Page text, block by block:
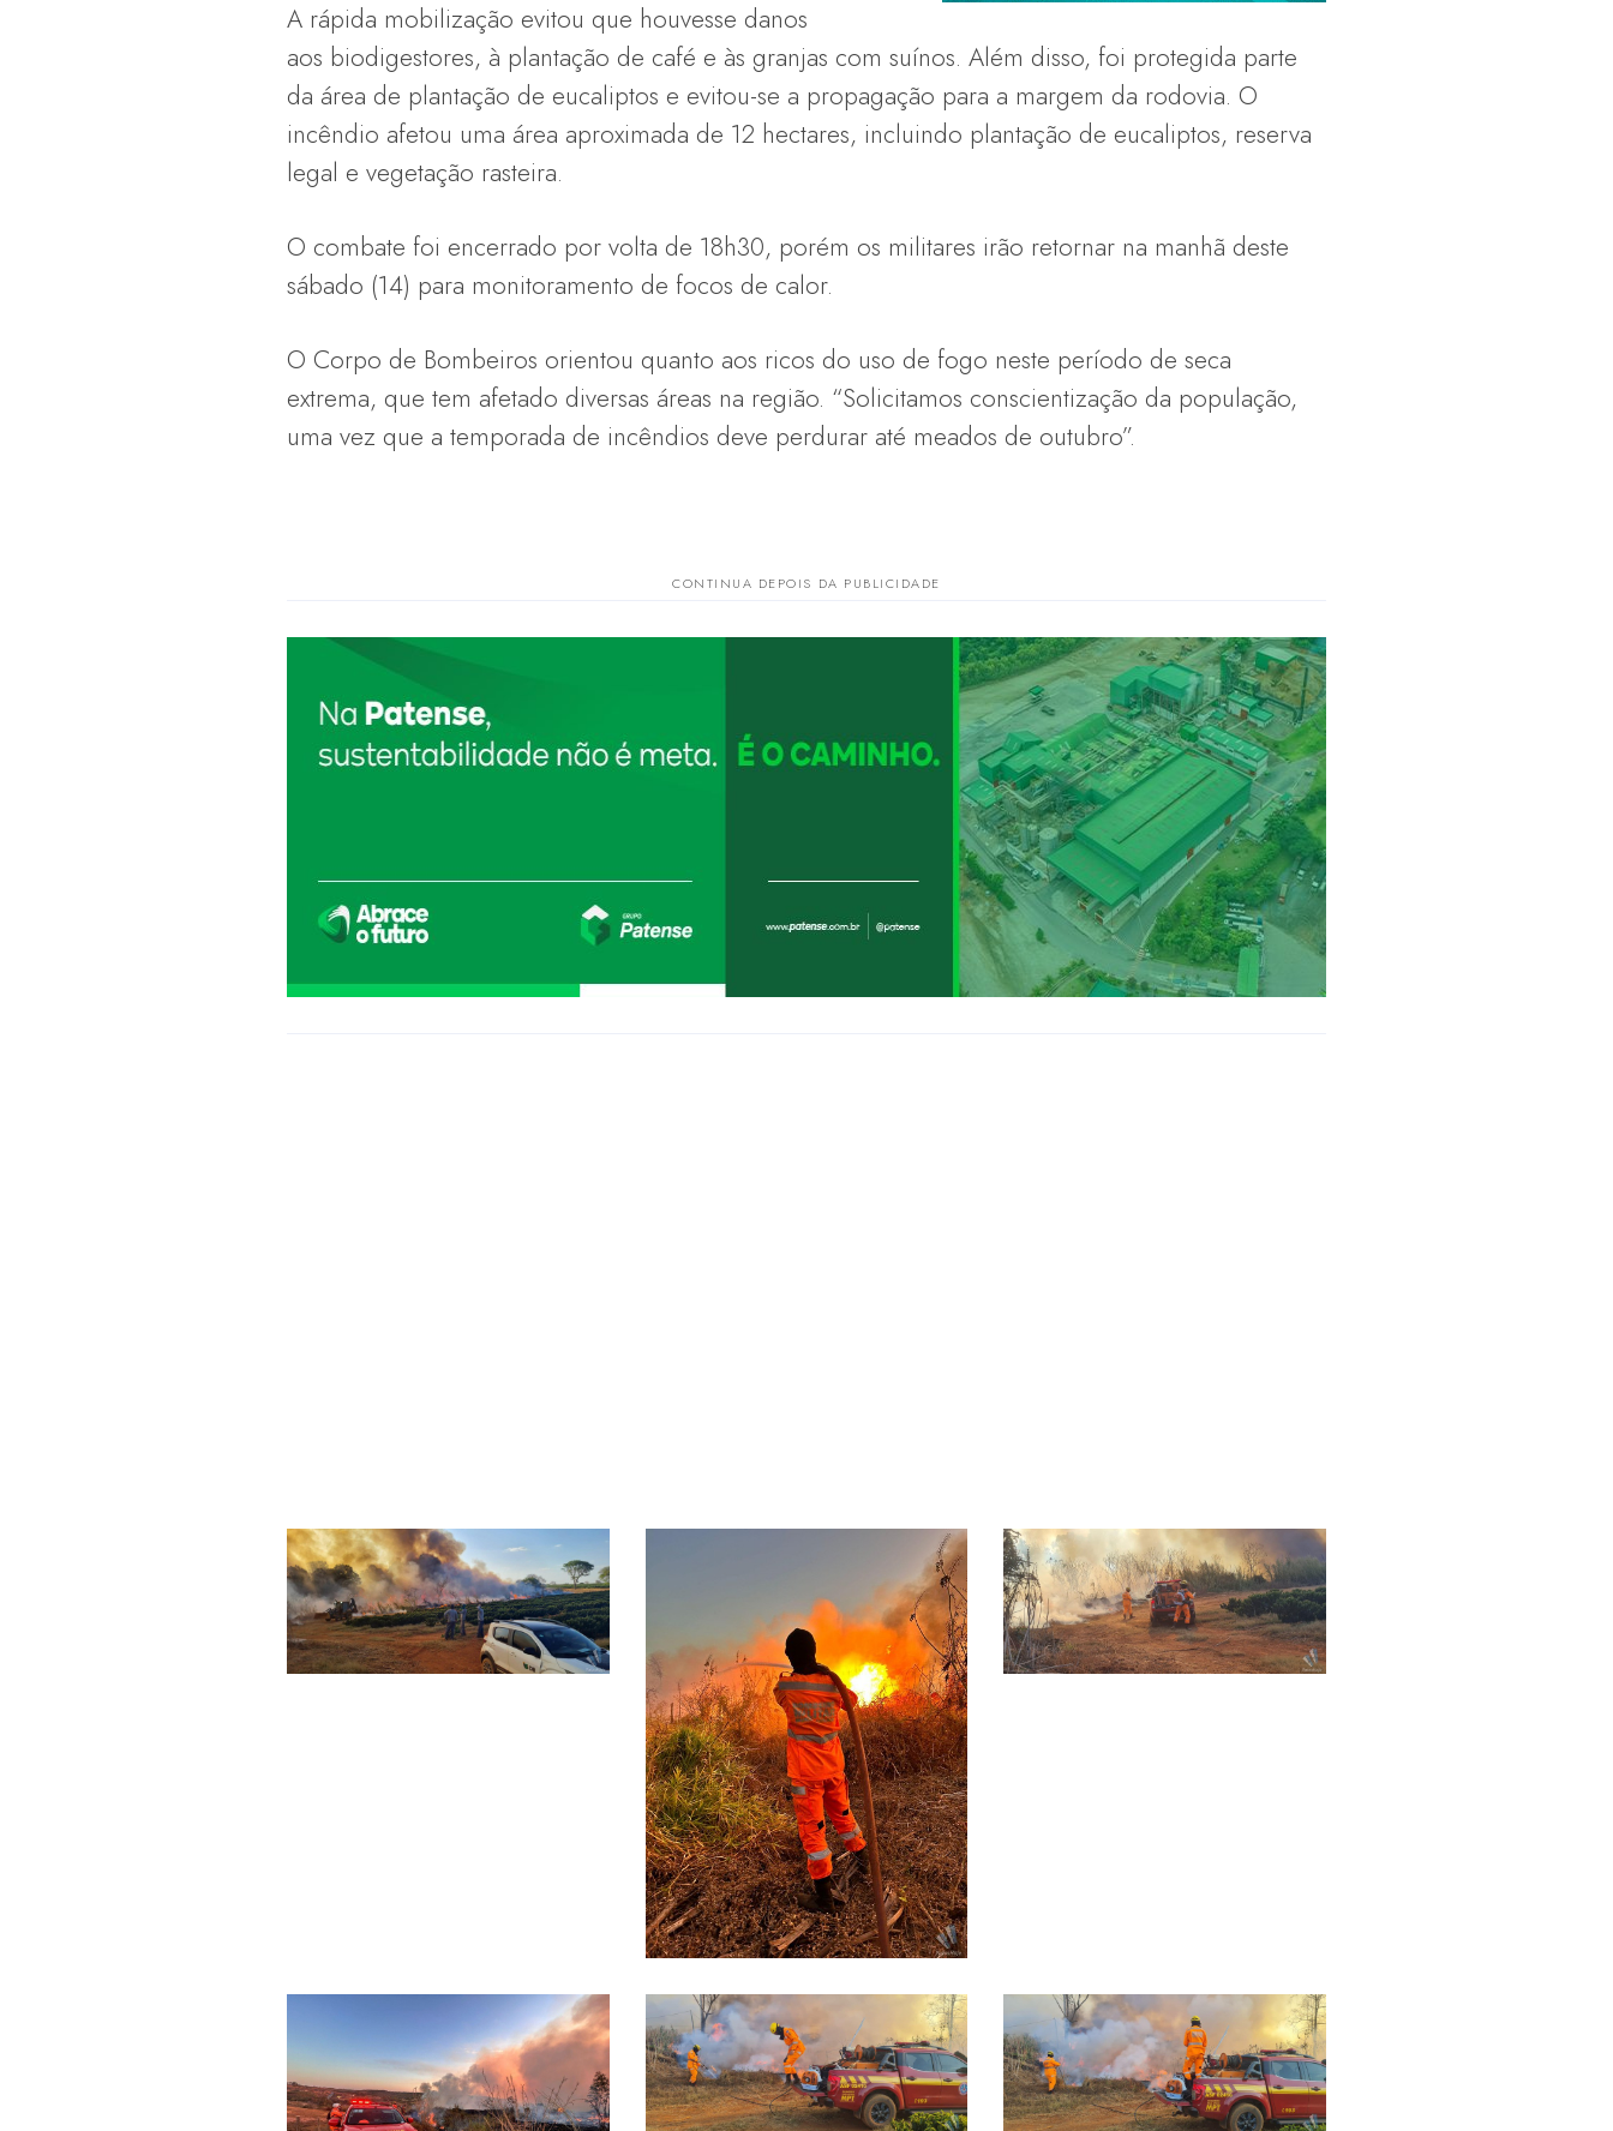
A rápida mobilização evitou que houvesse danos
aos biodigestores, à plantação de café e às granjas com suínos. Além disso, foi protegida parte
da área de plantação de eucaliptos e evitou-se a propagação para a margem da rodovia. O
incêndio afetou uma área aproximada de 12 hectares, incluindo plantação de eucaliptos, reserva
legal e vegetação rasteira.
O combate foi encerrado por volta de 18h30, porém os militares irão retornar na manhã deste
sábado (14) para monitoramento de focos de calor.
O Corpo de Bombeiros orientou quanto aos ricos do uso de fogo neste período de seca
extrema, que tem afetado diversas áreas na região. “Solicitamos conscientização da população,
uma vez que a temporada de incêndios deve perdurar até meados de outubro”.